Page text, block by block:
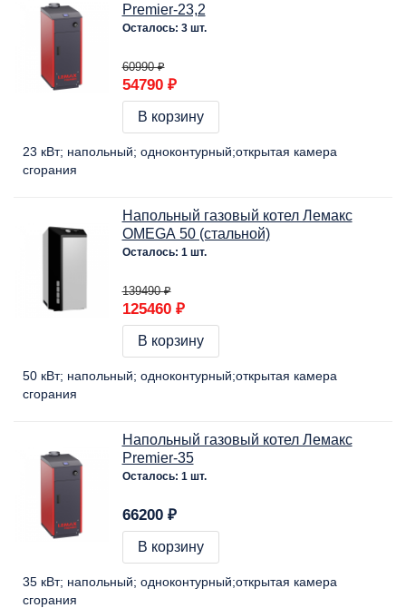
Premier-23,2
Осталось: 3 шт.
60990 ₽
54790 ₽
В корзину
23 кВт напольный одноконтурный открытая камера
сгорания
Напольный газовый котел Лемакс
OMEGA 50 (стальной)
Осталось: 1 шт.
139490 ₽
125460 ₽
В корзину
50 кВт напольный одноконтурный открытая камера
сгорания
Напольный газовый котел Лемакс
Premier-35
Осталось: 1 шт.
66200 ₽
В корзину
35 кВт напольный одноконтурный открытая камера
сгорания